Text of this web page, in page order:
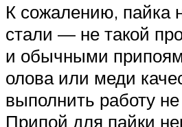
К сожалению, пайка
стали — не такой
и обычными
олова или меди
выполнить работу не
Припой для пайки